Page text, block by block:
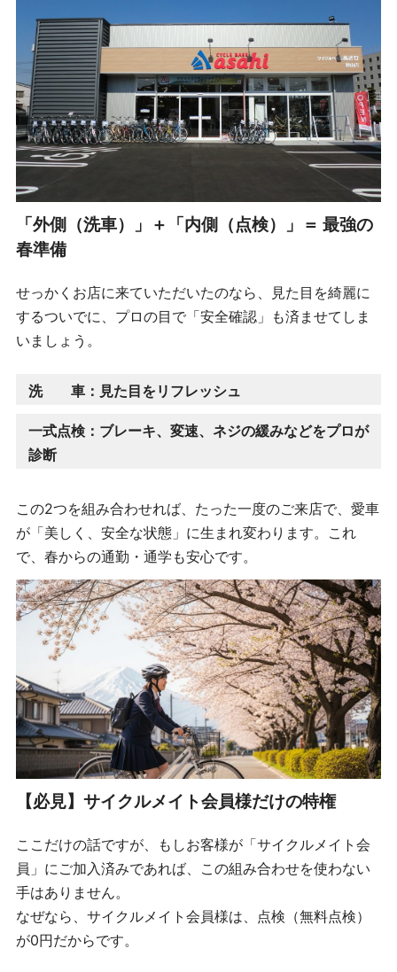
「外側（洗車）」＋「内側（点検）」＝ 最強の
春準備
せっかくお店に来ていただいたのなら、見た目を綺麗に
するついでに、プロの目で「安全確認」も済ませてしま
いましょう。
洗 車：見た目をリフレッシュ
一式点検：ブレーキ、変速、ネジの緩みなどをプロが
診断
この2つを組み合わせれば、たった一度のご来店で、愛車
が「美しく、安全な状態」に生まれ変わります。これ
で、春からの通勤・通学も安心です。
【必見】サイクルメイト会員様だけの特権
ここだけの話ですが、もしお客様が「サイクルメイト会
員」にご加入済みであれば、この組み合わせを使わない
手はありません。
なぜなら、サイクルメイト会員様は、点検（無料点検）
が0円だからです。